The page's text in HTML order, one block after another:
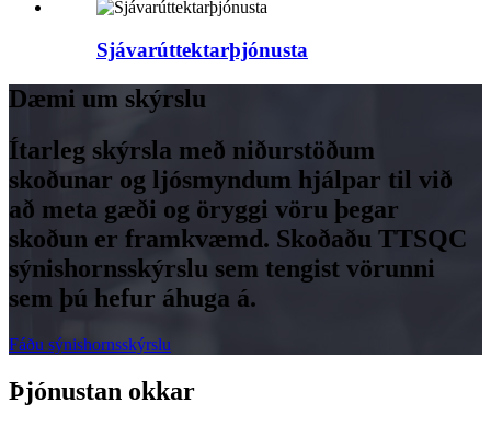
Sjávarúttektarþjónusta
Dæmi um skýrslu
Ítarleg skýrsla með niðurstöðum
skoðunar og ljósmyndum hjálpar til við
að meta gæði og öryggi vöru þegar
skoðun er framkvæmd. Skoðaðu TTSQC
sýnishornsskýrslu sem tengist vörunni
sem þú hefur áhuga á.
Fáðu sýnishornsskýrslu
Þjónustan okkar